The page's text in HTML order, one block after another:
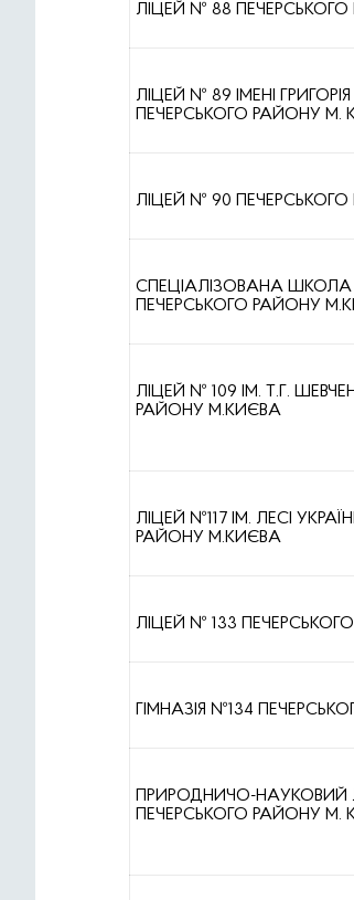
ЛІЦЕЙ № 88
ЛІЦЕЙ № 89 ІМЕНІ
ПЕЧЕРСЬКОГО РАЙОНУ М.
ЛІЦЕЙ № 90
СПЕЦІАЛІЗОВАНА
ПЕЧЕРСЬКОГО РАЙОНУ
ЛІЦЕЙ № 109 ІМ. Т.Г.
РАЙОНУ М.КИЄВА
ЛІЦЕЙ №117 ІМ. ЛЕСІ
РАЙОНУ М.КИЄВА
ЛІЦЕЙ № 133
ГІМНАЗІЯ №134
ПРИРОДНИЧО-НАУКОВИЙ
ПЕЧЕРСЬКОГО РАЙОНУ М.